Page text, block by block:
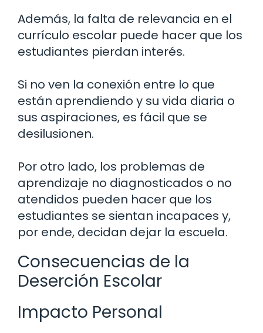
Además, la falta de relevancia en el
currículo escolar puede hacer que los
estudiantes pierdan interés.
Si no ven la conexión entre lo que
están aprendiendo y su vida diaria o
sus aspiraciones, es fácil que se
desilusionen.
Por otro lado, los problemas de
aprendizaje no diagnosticados o no
atendidos pueden hacer que los
estudiantes se sientan incapaces y,
por ende, decidan dejar la escuela.
Consecuencias de la
Deserción Escolar
Impacto Personal